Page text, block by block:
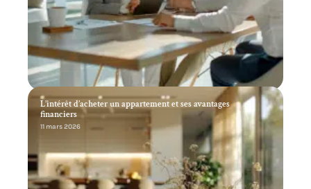
L’intérêt d’acheter un appartement et ses avantages
financiers
11 mars 2026